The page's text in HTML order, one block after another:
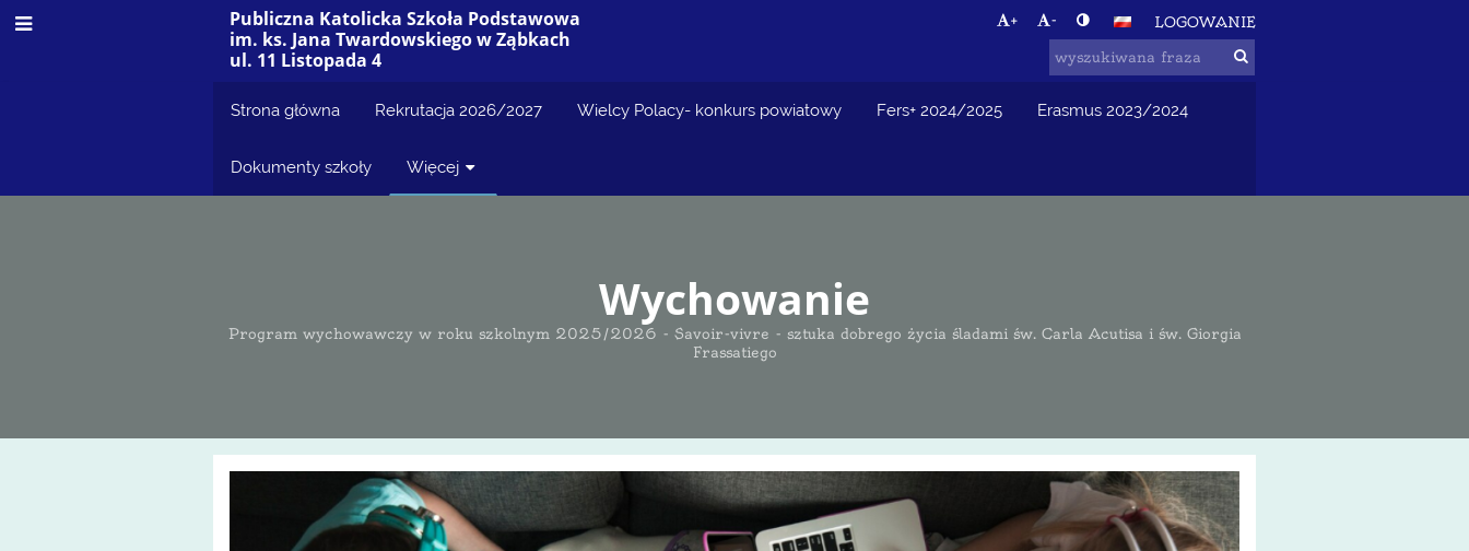
Publiczna Katolicka Szkoła Podstawowa
im. ks. Jana Twardowskiego w Ząbkach
ul. 11 Listopada 4
+ - LOGOWANIE
Strona główna Rekrutacja 2026/2027 Wielcy Polacy- konkurs powiatowy Fers+ 2024/2025 Erasmus 2023/2024
Dokumenty szkoły Więcej
Wychowanie
Program wychowawczy w roku szkolnym 2025/2026 - Savoir-vivre - sztuka dobrego życia śladami św. Carla Acutisa i św. Giorgia
Frassatiego